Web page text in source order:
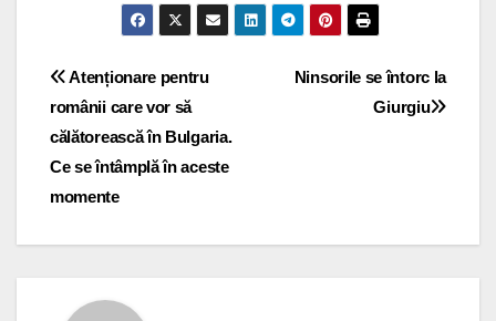
Navigare
în
articole
Ninsorile se întorc la
Giurgiu
Atenționare pentru
românii care vor să
călătorească în Bulgaria.
Ce se întâmplă în aceste
momente